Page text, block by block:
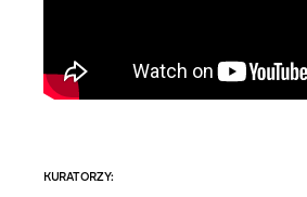
KURATORZY: